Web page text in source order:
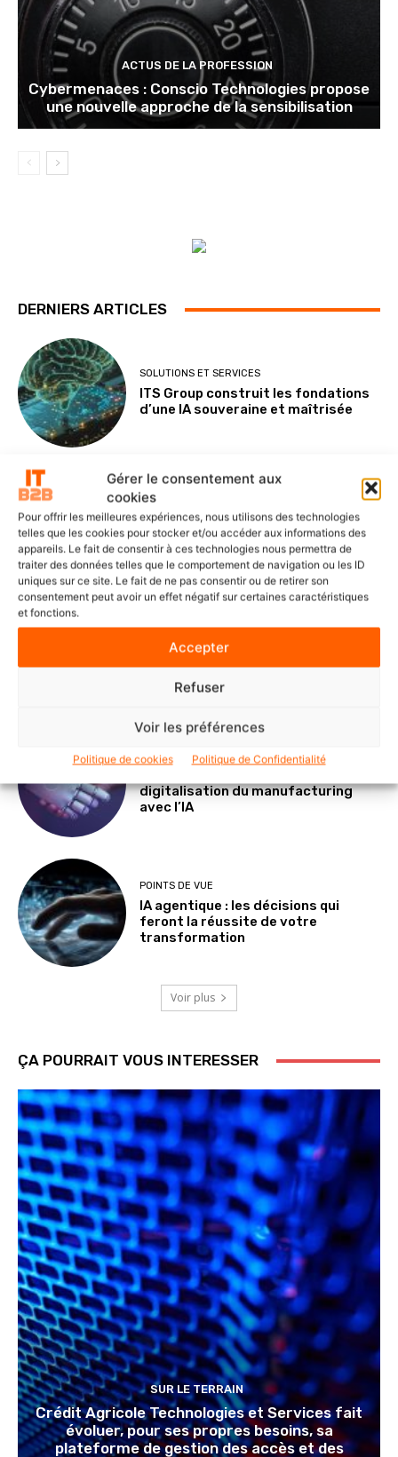
Gérer le consentement aux
cookies
Pour offrir les meilleures expériences, nous utilisons des technologies
telles que les cookies pour stocker et/ou accéder aux informations des
appareils. Le fait de consentir à ces technologies nous permettra de
traiter des données telles que le comportement de navigation ou les ID
uniques sur ce site. Le fait de ne pas consentir ou de retirer son
consentement peut avoir un effet négatif sur certaines caractéristiques
et fonctions.
Accepter
Refuser
Voir les préférences
Politique de cookies Politique de Confidentialité
ACTUS DE LA PROFESSION
Cybermenaces : Conscio Technologies propose
une nouvelle approche de la sensibilisation
DERNIERS ARTICLES
SOLUTIONS ET SERVICES
ITS Group construit les fondations
d’une IA souveraine et maîtrisée
POINTS DE VUE
Le Mode IA de Google, ou le Shadow
AI qui n’a plus besoin de l’ombre
NOMINATIONS ET CARNETS
Veeam nomme Marc Dollois au poste
l’Afrique francophone
SOLUTIONS ET SERVICES
digitalisation du manufacturing
avec l’IA
POINTS DE VUE
IA agentique : les décisions qui
feront la réussite de votre
transformation
Voir plus
ÇA POURRAIT VOUS INTERESSER
SUR LE TERRAIN
Crédit Agricole Technologies et Services fait
évoluer, pour ses propres besoins, sa
plateforme de gestion des accès et des